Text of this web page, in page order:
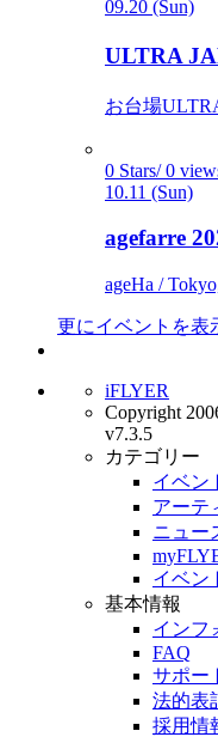
09.20 (Sun)
ULTRA
お台場
0 Stars/ 0
10.11 (Sun)
agefarre
ageHa /
更にイベントを表
iFLYER
Copyright
v7.3.5
カテゴリー
イベン
アーテ
ニュー
イベン
基本情報
インフ
FAQ
サポー
法的表
採用情